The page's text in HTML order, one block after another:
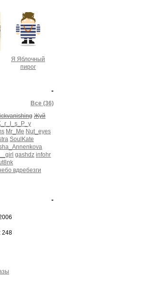
Я Яблочный
пирог
-
Все (36)
Жуй
Mr_Me Nut_eyes
SoulKate
gashdz infohr
вдребезги
-
248